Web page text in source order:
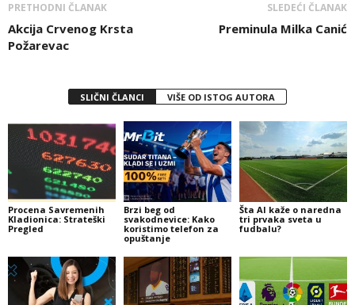
PRETHODNI ČLANAK
Akcija Crvenog Krsta
Požarevac
SLEDEĆI ČLANAK
Preminula Milka Canić
SLIČNI ČLANCI VIŠE OD ISTOG AUTORA
Procena Savremenih
Kladionica: Strateški
Pregled
Brzi beg od
svakodnevice: Kako
koristimo telefon za
opuštanje
Šta AI kaže o naredna
tri prvaka sveta u
fudbalu?